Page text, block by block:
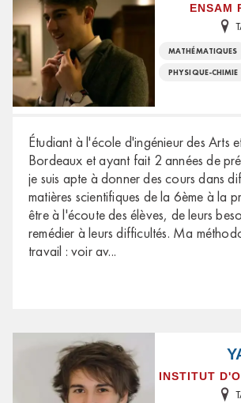
ENSAM
MATHÉMATIQUES
PHYSIQUE-CHIMIE
Étudiant à l'école d'ingénieur des Arts
Bordeaux et ayant fait 2 années de
je suis apte à donner des cours dans
matières scientifiques de la 6ème à la
être à l'écoute des élèves, de leurs
remédier à leurs difficultés. Ma
travail : voir av...